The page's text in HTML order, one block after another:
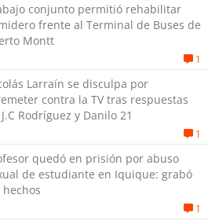
conjunto permitió rehabilitar
frente al Terminal de Buses de
Montt
1
Larraín se disculpa por
contra la TV tras respuestas
Rodríguez y Danilo 21
1
quedó en prisión por abuso
de estudiante en Iquique: grabó
hechos
1